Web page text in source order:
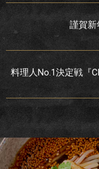
投
稿
ナ
ビ
ゲ
ー
シ
ョ
ン
謹賀新
料理人No.1決定戦『